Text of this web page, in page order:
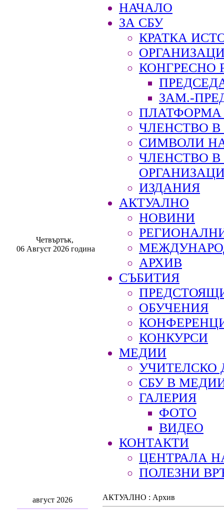
Четвъртък,
06 Август 2026 година
НАЧАЛО
ЗА СБУ
КРАТКА
КОНГРЕСНО
ЗАМ.-
ПЛАТФОРМА
ЧЛЕНСТВО В
СИМВОЛИ
ЧЛЕНСТВО
ИЗДАНИЯ
АКТУАЛНО
НОВИНИ
АРХИВ
СЪБИТИЯ
ОБУЧЕНИЯ
КОНКУРСИ
МЕДИИ
УЧИТЕЛСКО
СБУ В
ГАЛЕРИЯ
ФОТО
ВИДЕО
КОНТАКТИ
ЦЕНТРАЛА
ПОЛЕЗНИ
август 2026 АКТУАЛНО : Архив